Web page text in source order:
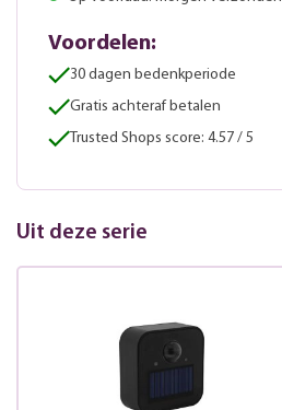
Voordelen:
30 dagen bedenkperiode
Gratis achteraf betalen
Trusted Shops score: 4.57 / 5
Uit deze serie